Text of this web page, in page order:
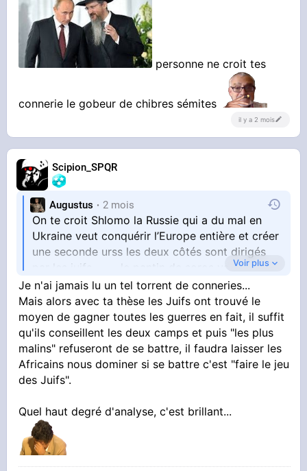
YOUTUBE
Vidéo YouTube
personne ne croit tes
connerie le gobeur de chibres sémites
il y a 2 mois
Scipion_SPQR
Augustus 2 mois
On te croit Shlomo la Russie qui a du mal en
Ukraine veut conquérir l’Europe entière et créer
une seconde urss les deux côtés sont dirigés
par les juifs
le pantin de soros vs proutine
le pantin des personne ne croit tes connerie le
gobeur de chibres sémites
Voir plus
Je n'ai jamais lu un tel torrent de conneries...
Mais alors avec ta thèse les Juifs ont trouvé le
moyen de gagner toutes les guerres en fait, il suffit
qu'ils conseillent les deux camps et puis "les plus
malins" refuseront de se battre, il faudra laisser les
Africains nous dominer si se battre c'est "faire le jeu
des Juifs".
Quel haut degré d'analyse, c'est brillant...